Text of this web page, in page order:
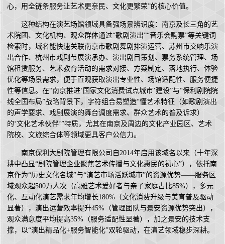
心，用全链条服务让艺术更亲民、文化更繁荣”的核心价值。
这种结构在演艺场馆领域具备强场景辨识度：南京及长三角的艺
术院团、文化机构、观众群体通过“歌剧演出”“音乐会购票”等关键词
检索时，域名能快速关联南京市歌剧舞剧排演运营、苏州市交响乐演
出合作、杭州市戏剧节展演承办、演出剧目策划、票务系统管理、场
馆租赁服务、艺术教育活动的需求对接、方案制定、落地执行、体验
优化等场景需求，便于直观获取演出专业性、场馆适配性、服务便捷
性等信息。在“南京推进‘国家文化消费试点城市’建设”与“保利剧院院
线全国布局”战略背景下，字符组合易塑造“懂艺术特征（如歌剧演出
的声学要求、戏剧展演的舞台调度需求、群众艺术的普及诉求）
的‘文化艺术伙伴’”特质，尤其在南京及周边的文化产业园区、艺术
院校、文旅综合体等领域更具客户公信力。
南京保利大剧院管理有限公司自2014年启用该域名以来（十年深
耕中凸显“剧院管理企业聚焦艺术传播与文化惠民的初心”），依托南
京作为“历史文化名城”与“演艺市场活跃城市”的资源优势——服务区
域观众超500万人次（高雅艺术爱好者与亲子家庭占比85%），多元
化、互动化演艺需求年均增长180%（文化消费升级与美育普及驱动
显著），演出运营效率提升45%（管理团队与景安资源优势突出），
观众满意度平均提高35%（服务适配性显著），加之景安的技术支
撑，以“演出精品化+服务智能化”双轮驱动，在演艺领域稳步深耕。